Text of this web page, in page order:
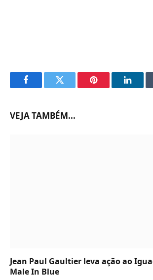
FacebookTwitter Pinterest
VEJA TAMBÉM...
Jean Paul Gaultier leva ação ao
Male In Blue